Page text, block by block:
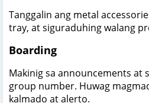
Tanggalin ang metal
tray, at siguraduhing walang
Boarding
Makinig sa announcements at
group number. Huwag
kalmado at alerto.